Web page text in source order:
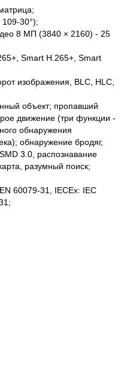
30°);
8 МП (3840 × 2160) - 25
Smart H.265+, Smart
изображения, BLC, HLC,
объект; пропавший
движение (три функции -
обнаружения
обнаружение бродяг,
3.0, распознавание
разумный поиск;
60079-31, IECEx: IEC